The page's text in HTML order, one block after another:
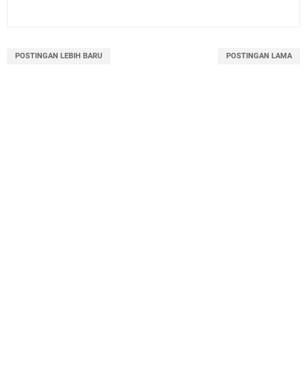
POSTINGAN LEBIH BARU POSTINGAN LAMA